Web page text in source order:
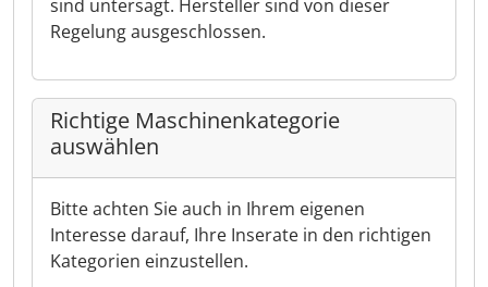
sind untersagt. Hersteller sind von dieser
Regelung ausgeschlossen.
Richtige Maschinenkategorie
auswählen
Bitte achten Sie auch in Ihrem eigenen
Interesse darauf, Ihre Inserate in den richtigen
Kategorien einzustellen.